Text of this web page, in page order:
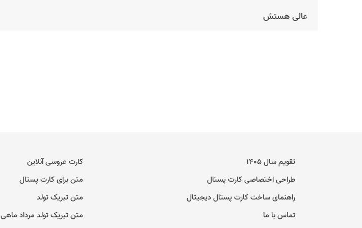
عالی هستش
تقویم سال ۱۴۰۵
طراحی اختصاصی کارت پستال
راهنمای ساخت کارت پستال دیجیتال
تماس با ما
کارت عروسی آنلاین
متن برای کارت پستال
متن تبریک تولد
متن تبریک تولد مرداد ماهی